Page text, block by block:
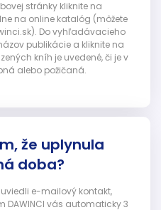
stránky kliknite na
na online katalóg (môžete
Do vyhľadávacieho
publikácie a kliknite na
kníh je uvedené, či je v
alebo požičaná.
že uplynula
doba?
e-mailový kontakt,
DAWINCI vás automaticky 3